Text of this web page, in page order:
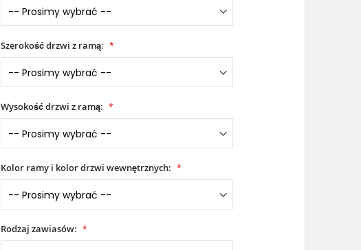
Szerokość drzwi z ramą:
Wysokość drzwi z ramą:
Kolor ramy i kolor drzwi wewnętrznych:
Rodzaj zawiasów: